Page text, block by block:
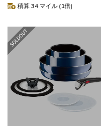
積算 34 マイル (1倍)